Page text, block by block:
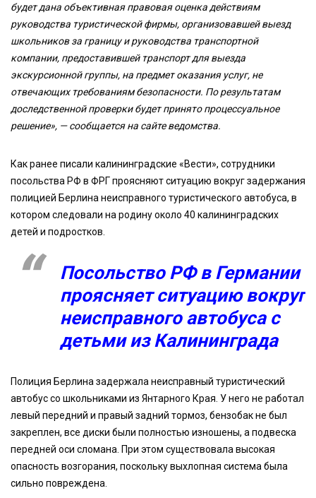
будет дана объективная правовая оценка действиям
руководства туристической фирмы, организовавшей выезд
школьников за границу и руководства транспортной
компании, предоставившей транспорт для выезда
экскурсионной группы, на предмет оказания услуг, не
отвечающих требованиям безопасности. По результатам
доследственной проверки будет принято процессуальное
решение», — сообщается на сайте ведомства.
Как ранее писали калининградские «Вести», сотрудники
посольства РФ в ФРГ проясняют ситуацию вокруг задержания
полицией Берлина неисправного туристического автобуса, в
котором следовали на родину около 40 калининградских
детей и подростков.
Посольство РФ в Германии
проясняет ситуацию вокруг
неисправного автобуса с
детьми из Калининграда
Полиция Берлина задержала неисправный туристический
автобус со школьниками из Янтарного Края. У него не работал
левый передний и правый задний тормоз, бензобак не был
закреплен, все диски были полностью изношены, а подвеска
передней оси сломана. При этом существовала высокая
опасность возгорания, поскольку выхлопная система была
сильно повреждена.